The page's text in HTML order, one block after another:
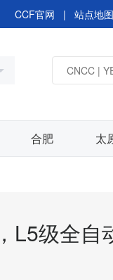
CCF官网 | 站点地图
合肥 太
L5级全自